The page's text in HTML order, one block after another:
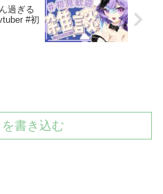
過ぎる
#初
書き込む